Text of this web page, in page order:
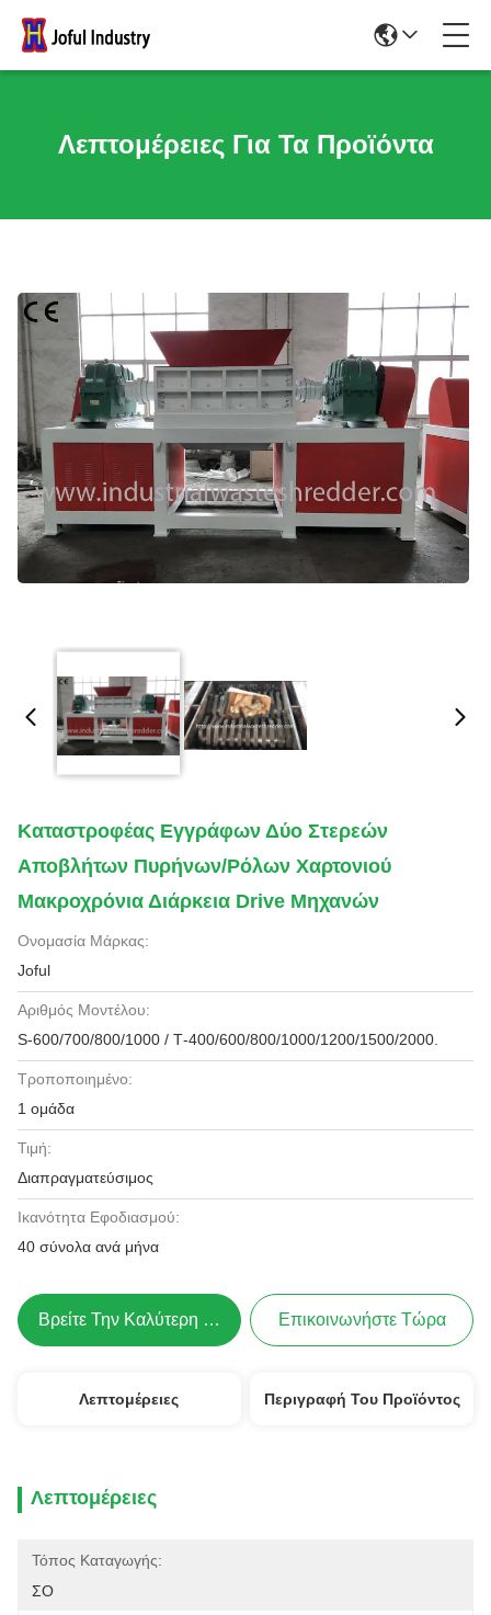
Λεπτομέρειες Για Τα Προϊόντα
Καταστροφέας Εγγράφων Δύο Στερεών
Αποβλήτων Πυρήνων/ρόλων Χαρτονιού
Μακροχρόνια Διάρκεια Drive Μηχανών
Ονομασία Μάρκας:
Joful
Αριθμός Μοντέλου:
S-600/700/800/1000 / Τ-400/600/800/1000/1200/1500/2000.
Τροποποιημένο:
1 ομάδα
Τιμή:
Διαπραγματεύσιμος
Ικανότητα Εφοδιασμού:
40 σύνολα ανά μήνα
Βρείτε Την Καλύτερη Τιμή Επικοινωνήστε Τώρα
Λεπτομέρειες Περιγραφή Του Προϊόντος
Λεπτομέρειες
Τόπος Καταγωγής:
ΣΟ